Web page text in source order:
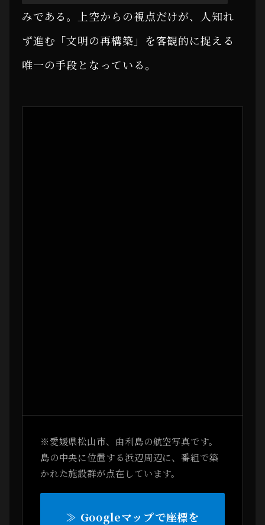
みである。上空からの視点だけが、人知れ
ず進む「文明の再構築」を客観的に捉える
唯一の手段となっている。
※愛媛県松山市、由利島の航空写真です。
島の中央に位置する浜辺周辺に、番組で築
かれた施設群が点在しています。
≫ Googleマップで座標を